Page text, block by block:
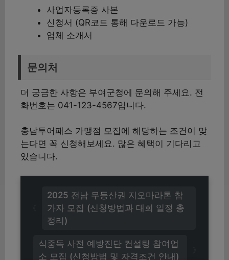
사업자등록증 사본
신청서 (QR코드 통해 다운로드 가능)
업체 소개서
문의처
더 궁금한 사항은 부여군청에 문의해 주세요. 전
화번호는 041-123-4567입니다.
충남투어패스 가맹점 모집에 해당하는 조건이 맞
는다면 꼭 신청해보세요. 많은 혜택이 기다리고
있습니다.
식중독 사전 예방진단 컨설팅 참여업
소 모집 (신청방법 및 자격조건 안내)
2025 전남 무등산권 지오마라톤 참
가자 모집 (신청방법과 대회 일정 총
정리)